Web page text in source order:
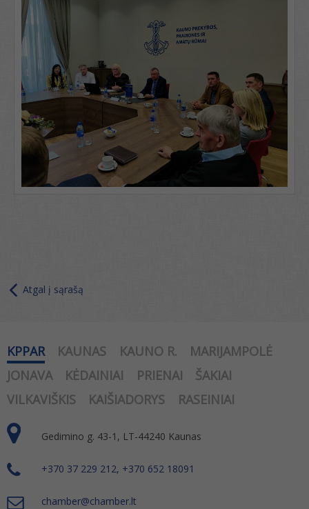
Atgal į sąrašą
KPPAR KAUNAS KAUNO R.
MARIJAMPOLĖ
JONAVA
KĖDAINIAI PRIENAI
ŠAKIAI
VILKAVIŠKIS
KAIŠIADORYS RASEINIAI
Gedimino g. 43-1, LT-44240 Kaunas
+370 37 229 212, +370 652 18091
chamber@chamber.lt